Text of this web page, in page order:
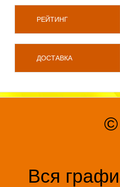
РЕЙТИНГ
ДОСТАВКА
©
Вся